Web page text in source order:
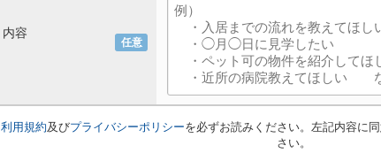
任意
内容
利用規約及びプライバシーポリシーを必ずお読みください。左記内容に
さい。